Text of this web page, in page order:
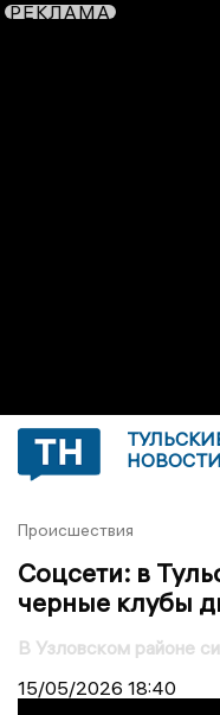
РЕКЛАМА
НОВОСТИ
Происшествия
Соцсети: в
черные клубы
В Узловском районе
15/05/2026 18:40